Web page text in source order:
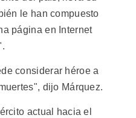
le han compuesto
página en Internet
considerar héroe a
dijo Márquez.
actual hacia el